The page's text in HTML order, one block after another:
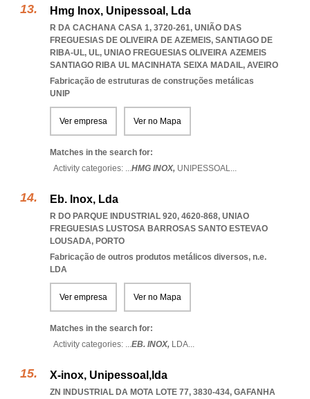
Hmg Inox, Unipessoal, Lda
R DA CACHANA CASA 1, 3720-261, UNIÃO DAS
FREGUESIAS DE OLIVEIRA DE AZEMEIS, SANTIAGO DE
RIBA-UL, UL, UNIAO FREGUESIAS OLIVEIRA AZEMEIS
SANTIAGO RIBA UL MACINHATA SEIXA MADAIL, AVEIRO
Fabricação de estruturas de construções metálicas
UNIP
Ver empresa Ver no Mapa
Matches in the search for:
Activity categories: ...HMG INOX, UNIPESSOAL...
Eb. Inox, Lda
R DO PARQUE INDUSTRIAL 920, 4620-868, UNIAO
FREGUESIAS LUSTOSA BARROSAS SANTO ESTEVAO
LOUSADA, PORTO
Fabricação de outros produtos metálicos diversos, n.e.
LDA
Ver empresa Ver no Mapa
Matches in the search for:
Activity categories: ...EB. INOX, LDA...
X-inox, Unipessoal,lda
ZN INDUSTRIAL DA MOTA LOTE 77, 3830-434, GAFANHA